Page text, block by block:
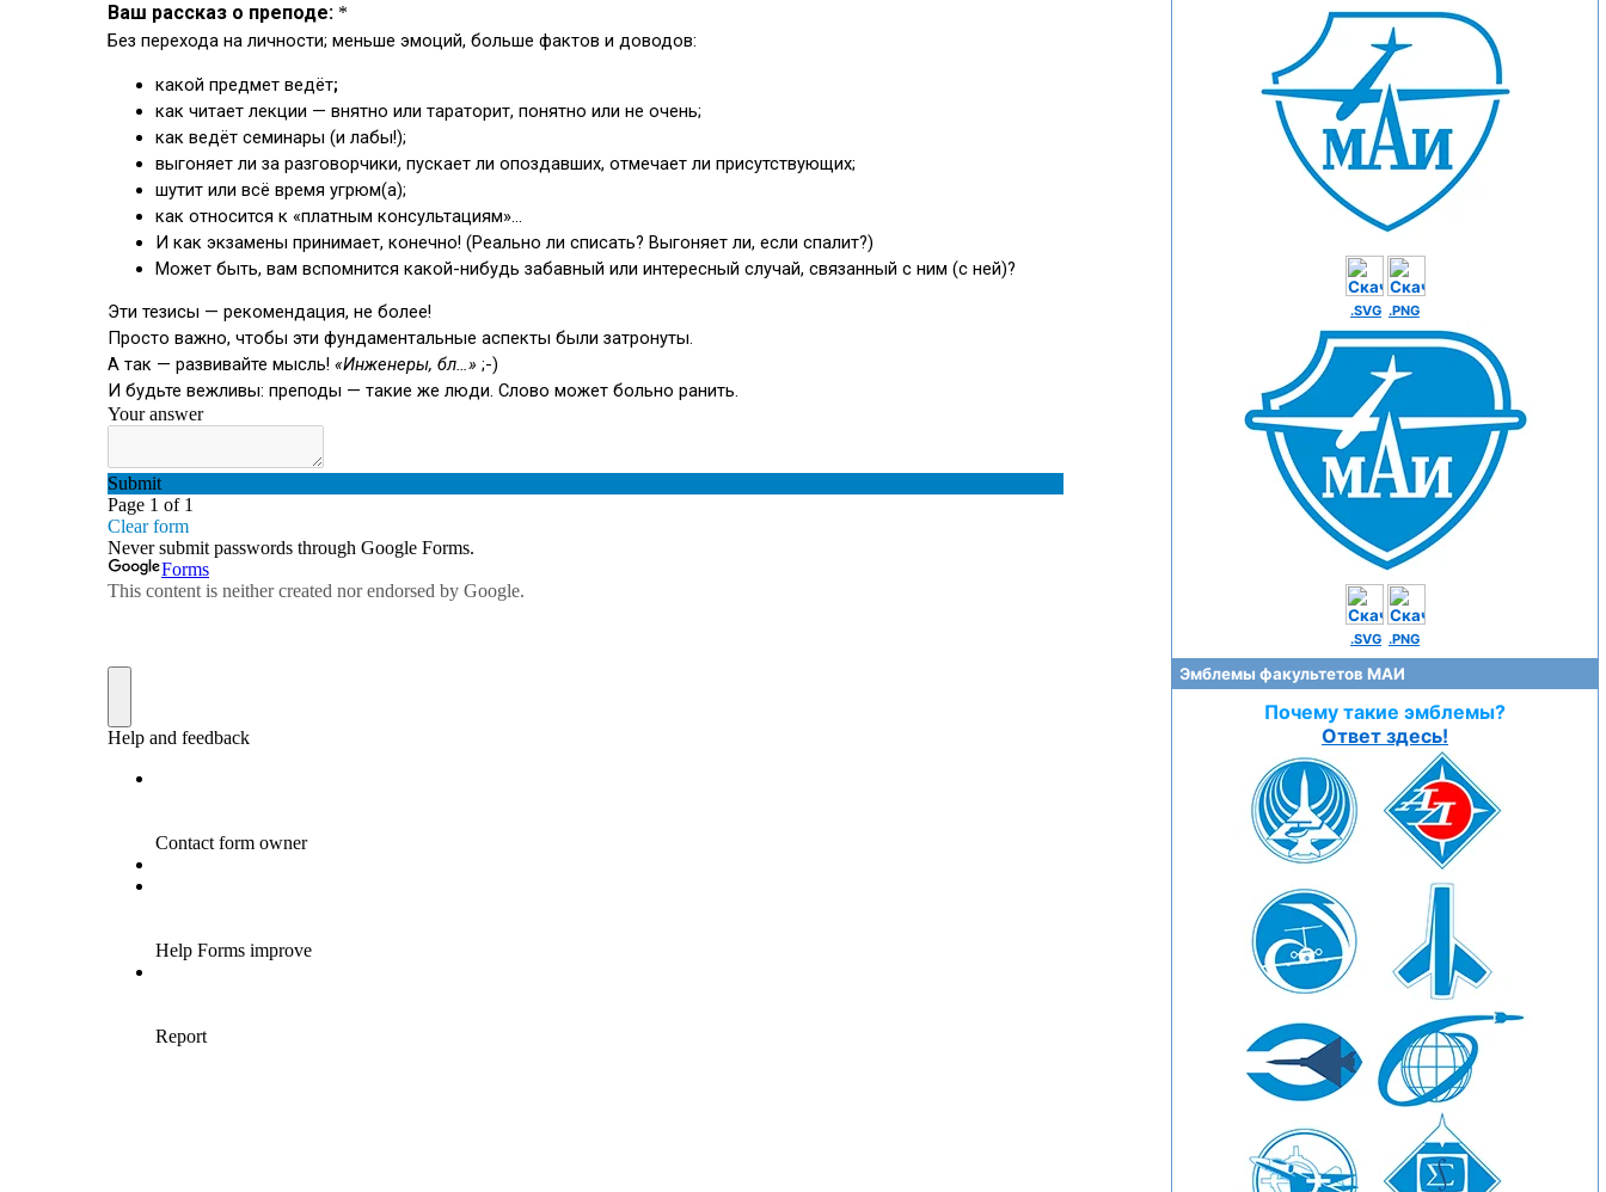
.SVG .PNG
.SVG .PNG
Эмблемы факультетов МАИ
Почему такие эмблемы?
Ответ здесь!